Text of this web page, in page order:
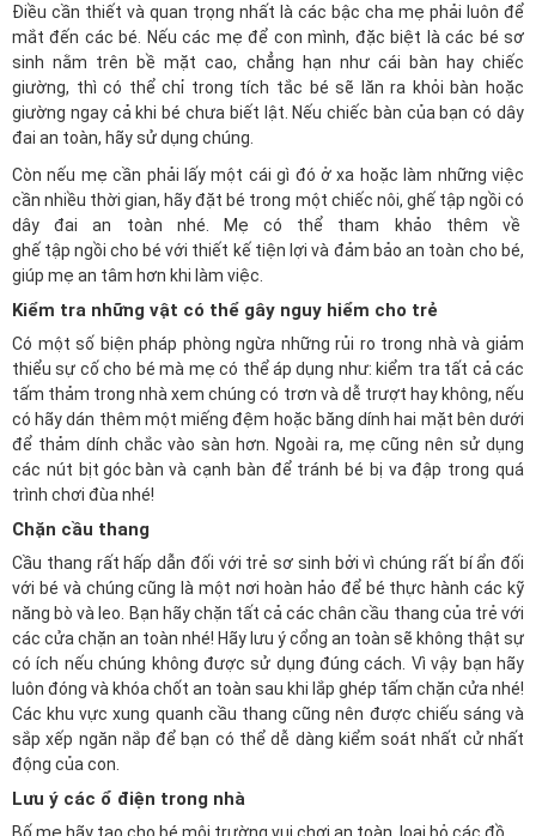
Điều cần thiết và quan trọng nhất là các bậc cha mẹ phải luôn để
mắt đến các bé. Nếu các mẹ để con mình, đặc biệt là các bé sơ
sinh nằm trên bề mặt cao, chẳng hạn như cái bàn hay chiếc
giường, thì có thể chỉ trong tích tắc bé sẽ lăn ra khỏi bàn hoặc
giường ngay cả khi bé chưa biết lật. Nếu chiếc bàn của bạn có dây
đai an toàn, hãy sử dụng chúng.
Còn nếu mẹ cần phải lấy một cái gì đó ở xa hoặc làm những việc
cần nhiều thời gian, hãy đặt bé trong một chiếc nôi, ghế tập ngồi có
dây đai an toàn nhé. Mẹ có thể tham khảo thêm về
ghế tập ngồi cho bé với thiết kế tiện lợi và đảm bảo an toàn cho bé,
giúp mẹ an tâm hơn khi làm việc.
Kiểm tra những vật có thể gây nguy hiểm cho trẻ
Có một số biện pháp phòng ngừa những rủi ro trong nhà và giảm
thiểu sự cố cho bé mà mẹ có thể áp dụng như: kiểm tra tất cả các
tấm thảm trong nhà xem chúng có trơn và dễ trượt hay không, nếu
có hãy dán thêm một miếng đệm hoặc băng dính hai mặt bên dưới
để thảm dính chắc vào sàn hơn. Ngoài ra, mẹ cũng nên sử dụng
các nút bịt góc bàn và cạnh bàn để tránh bé bị va đập trong quá
trình chơi đùa nhé!
Chặn cầu thang
Cầu thang rất hấp dẫn đối với trẻ sơ sinh bởi vì chúng rất bí ẩn đối
với bé và chúng cũng là một nơi hoàn hảo để bé thực hành các kỹ
năng bò và leo. Bạn hãy chặn tất cả các chân cầu thang của trẻ với
các cửa chặn an toàn nhé! Hãy lưu ý cổng an toàn sẽ không thật sự
có ích nếu chúng không được sử dụng đúng cách. Vì vậy bạn hãy
luôn đóng và khóa chốt an toàn sau khi lắp ghép tấm chặn cửa nhé!
Các khu vực xung quanh cầu thang cũng nên được chiếu sáng và
sắp xếp ngăn nắp để bạn có thể dễ dàng kiểm soát nhất cử nhất
động của con.
Lưu ý các ổ điện trong nhà
Bố mẹ hãy tạo cho bé môi trường vui chơi an toàn, loại bỏ các đồ